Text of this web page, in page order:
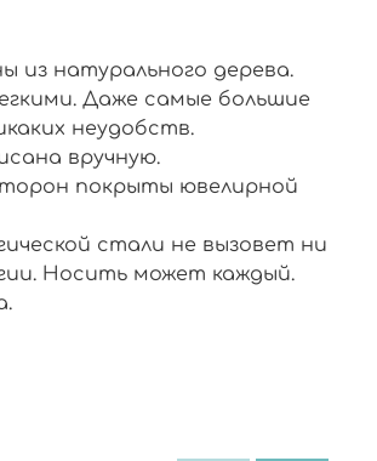
из натурального дерева.
Даже самые большие
неудобств.
вручную.
покрыты ювелирной
стали не вызовет ни
Носить может каждый.